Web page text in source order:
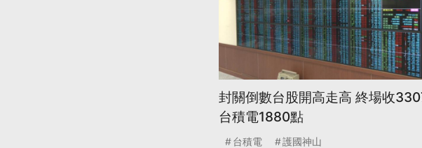
封關倒數台股開高走高 終場收
台積電1880點
台積電 護國神山